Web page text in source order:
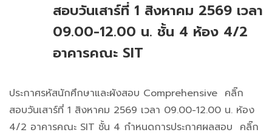
สอบวันเสาร์ที่ 1 สิงหาคม 2569 เวลา
09.00-12.00 น. ชั้น 4 ห้อง 4/2
อาคารคณะ SIT
ประกาศรหัสนักศึกษาและผังสอบ Comprehensive คลิ๊ก
สอบวันเสาร์ที่ 1 สิงหาคม 2569 เวลา 09.00-12.00 น. ห้อง
4/2 อาคารคณะ SIT ชั้น 4 กำหนดการประกาศผลสอบ คลิ๊ก